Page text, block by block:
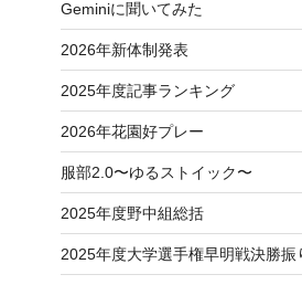
Geminiに聞いてみた
2026年新体制発表
2025年度記事ランキング
2026年花園好プレー
服部2.0〜ゆるストイック〜
2025年度野中組総括
2025年度大学選手権早明戦決勝振